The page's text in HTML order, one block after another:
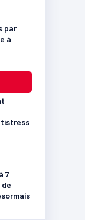
par
à
7